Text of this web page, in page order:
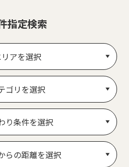
指定検索
アを選択
ゴリを選択
り条件を選択
らの距離を選択